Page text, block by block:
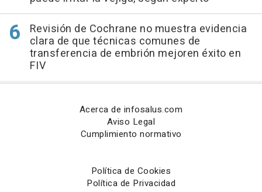
Revisión de Cochrane no muestra evidencia
clara de que técnicas comunes de
transferencia de embrión mejoren éxito en
FIV
Acerca de infosalus.com
Aviso Legal
Cumplimiento normativo
Política de Cookies
Política de Privacidad